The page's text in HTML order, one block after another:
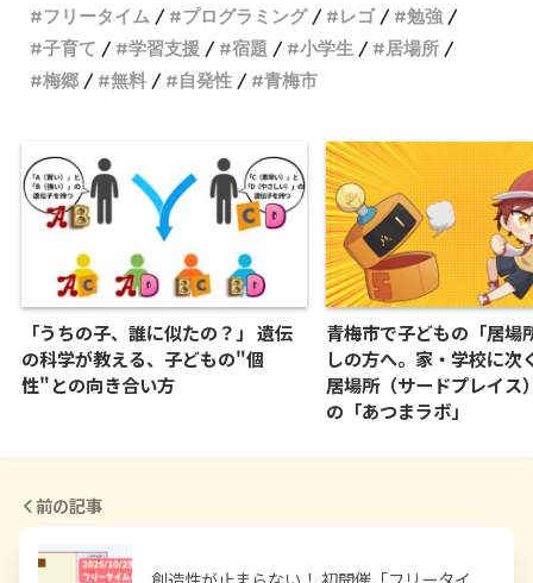
フリータイム
プログラミング レゴ
勉強
子育て
学習支援 宿題 小学生
居場所
梅郷
無料 自発性 青梅市
「うちの子、誰に似たの？」 遺伝
の科学が教える、子どもの"個
性"との向き合い方
青梅市で子どもの「居場
しの方へ。家・学校に次
居場所（サードプレイス
の「あつまラボ」
前の記事